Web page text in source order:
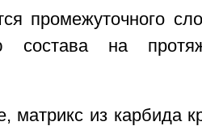
промежуточного
состава на
матрикс из карбида